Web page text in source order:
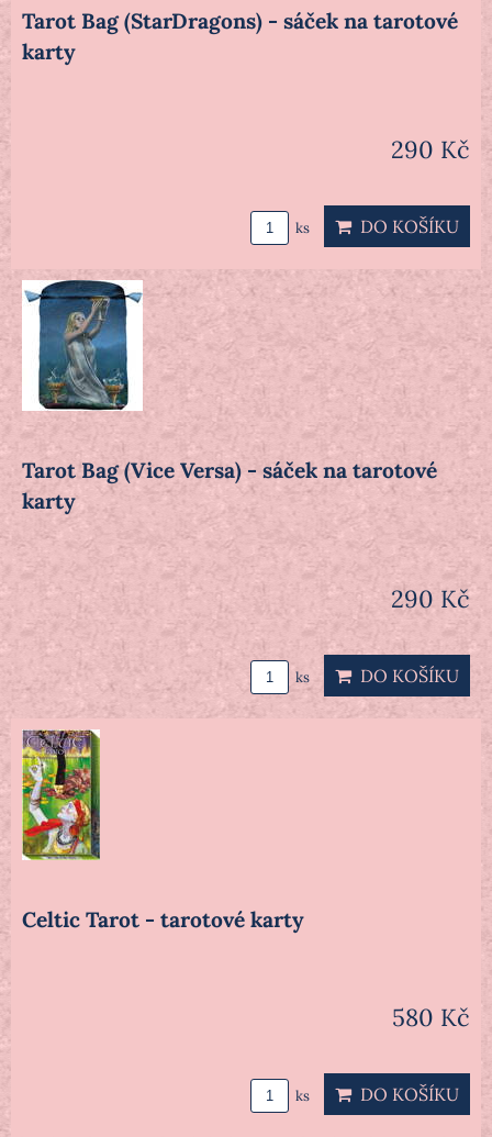
Tarot Bag (StarDragons) - sáček na tarotové
karty
290 Kč
ks DO KOŠÍKU
Tarot Bag (Vice Versa) - sáček na tarotové
karty
290 Kč
ks DO KOŠÍKU
Celtic Tarot - tarotové karty
580 Kč
ks DO KOŠÍKU